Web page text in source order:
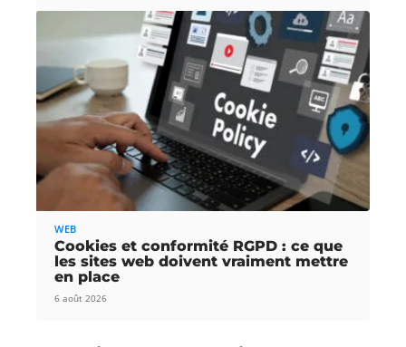
WEB
Cookies et conformité RGPD : ce que
les sites web doivent vraiment mettre
en place
6 août 2026